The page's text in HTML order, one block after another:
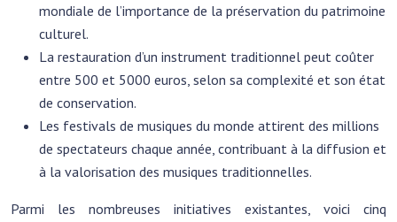
mondiale de l’importance de la préservation du patrimoine
culturel.
La restauration d’un instrument traditionnel peut coûter
entre 500 et 5000 euros, selon sa complexité et son état
de conservation.
Les festivals de musiques du monde attirent des millions
de spectateurs chaque année, contribuant à la diffusion et
à la valorisation des musiques traditionnelles.
Parmi les nombreuses initiatives existantes, voici cinq